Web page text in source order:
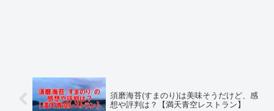
須磨海苔(すまのり)は美味そうだけど、感
想や評判は？【満天青空レストラン】